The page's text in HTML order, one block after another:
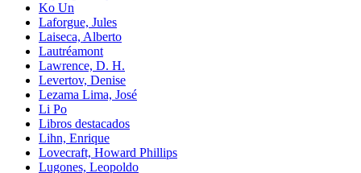
Ko Un
Laforgue, Jules
Laiseca, Alberto
Lautréamont
Lawrence, D. H.
Levertov, Denise
Lezama Lima, José
Li Po
Libros destacados
Lihn, Enrique
Lovecraft, Howard Phillips
Lugones, Leopoldo